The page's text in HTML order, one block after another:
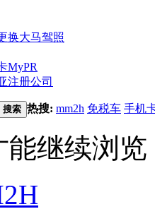
换大马驾照
MyPR
注册公司
搜索 热搜: mm2h 免税车 手机
继续浏览